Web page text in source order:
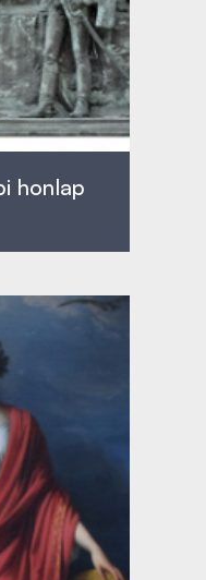
honlap